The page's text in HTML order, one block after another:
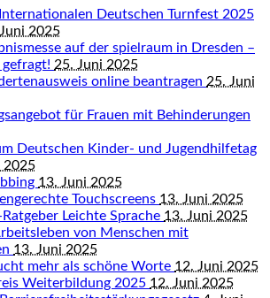
Deutschen Turnfest 2025
2025
auf der spielraum in Dresden –
gefragt! 25. Juni 2025
online beantragen 25. Juni
für Frauen mit Behinderungen
Deutschen Kinder- und Jugendhilfetag
2025
13. Juni 2025
Touchscreens 13. Juni 2025
Leichte Sprache 13. Juni 2025
von Menschen mit
13. Juni 2025
mehr als schöne Worte 12. Juni 2025
Weiterbildung 2025 12. Juni 2025